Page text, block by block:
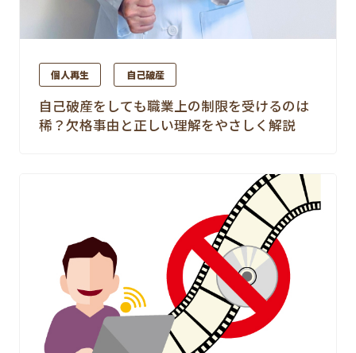
個人再生 自己破産
自己破産をしても職業上の制限を受けるのは
稀？欠格事由と正しい理解をやさしく解説